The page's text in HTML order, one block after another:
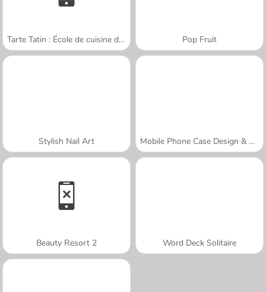
Tarte Tatin : École de cuisine de Sara Pop Fruit
Stylish Nail Art Mobile Phone Case Design & DIY
Beauty Resort 2 Word Deck Solitaire